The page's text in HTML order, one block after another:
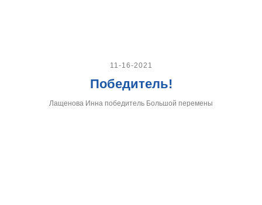
11-16-2021
Победитель!
Лащенова Инна победитель Большой перемены